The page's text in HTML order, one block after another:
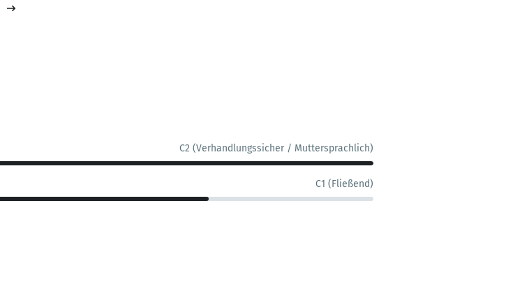
C2 (Verhandlungssicher / Muttersprachlich)
C1 (Fließend)